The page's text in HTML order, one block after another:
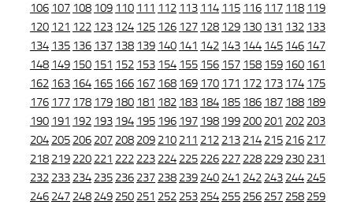
106 107 108 109 110 111 112 113 114 115 116 117 118 119
120 121 122 123 124 125 126 127 128 129 130 131 132 133
134 135 136 137 138 139 140 141 142 143 144 145 146 147
148 149 150 151 152 153 154 155 156 157 158 159 160 161
162 163 164 165 166 167 168 169 170 171 172 173 174 175
176 177 178 179 180 181 182 183 184 185 186 187 188 189
190 191 192 193 194 195 196 197 198 199 200 201 202 203
204 205 206 207 208 209 210 211 212 213 214 215 216 217
218 219 220 221 222 223 224 225 226 227 228 229 230 231
232 233 234 235 236 237 238 239 240 241 242 243 244 245
246 247 248 249 250 251 252 253 254 255 256 257 258 259